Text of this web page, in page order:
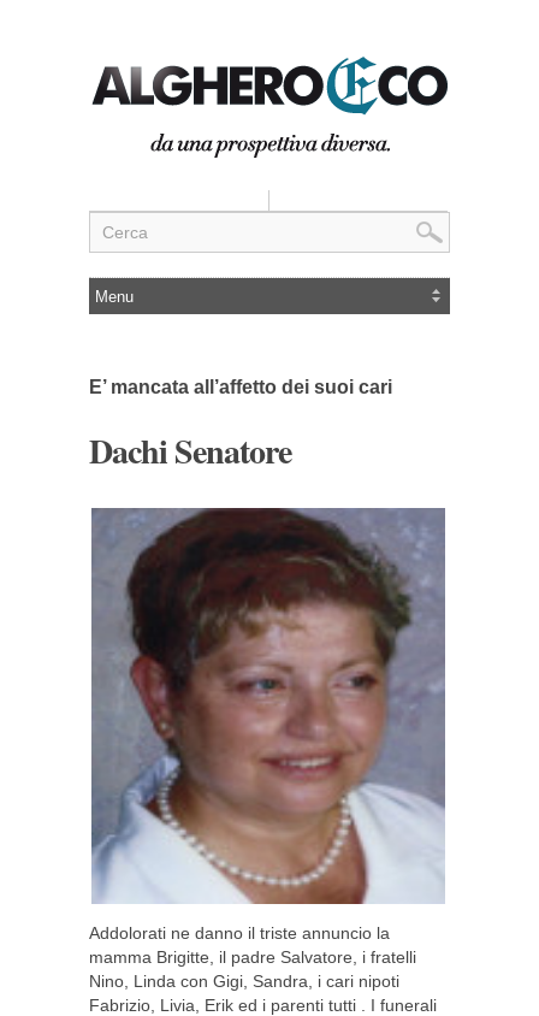
E’ mancata all’affetto dei suoi cari
Dachi Senatore
Addolorati ne danno il triste annuncio la
mamma Brigitte, il padre Salvatore, i fratelli
Nino, Linda con Gigi, Sandra, i cari nipoti
Fabrizio, Livia, Erik ed i parenti tutti . I funerali